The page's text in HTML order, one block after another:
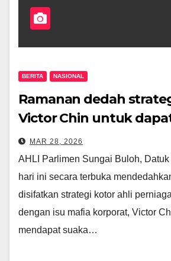
BERITA NASIONAL
Ramanan dedah
Victor Chin untuk
politik di UK
MAR 28, 2026
AHLI Parlimen Sungai Buloh,
hari ini secara terbuka
disifatkan strategi kotor ahli
dengan isu mafia korporat, Victor
mendapat suaka…